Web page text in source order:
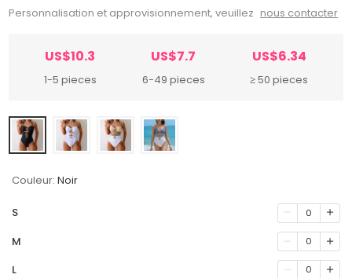
Personnalisation et approvisionnement, veuillez nous contacter
US$10.3
1-5 pieces
US$7.7
6-49 pieces
US$6.34
≥ 50 pieces
Couleur: Noir
S 0
M 0
L 0